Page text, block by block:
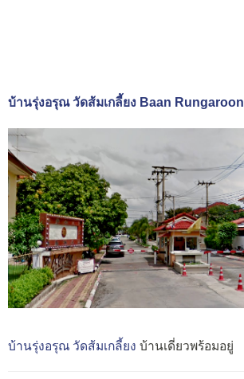
บ้านรุ่งอรุณ วัดส้มเกลี้ยง Baan Rungaroon
บ้านรุ่งอรุณ วัดส้มเกลี้ยง บ้านเดี่ยวพร้อมอยู่